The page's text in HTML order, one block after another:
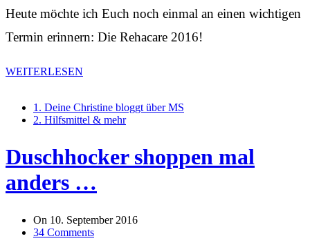
Heute möchte ich Euch noch einmal an einen wichtigen
Termin erinnern: Die Rehacare 2016!
WEITERLESEN
1. Deine Christine bloggt über MS
2. Hilfsmittel & mehr
Duschhocker shoppen mal
anders …
On 10. September 2016
34 Comments